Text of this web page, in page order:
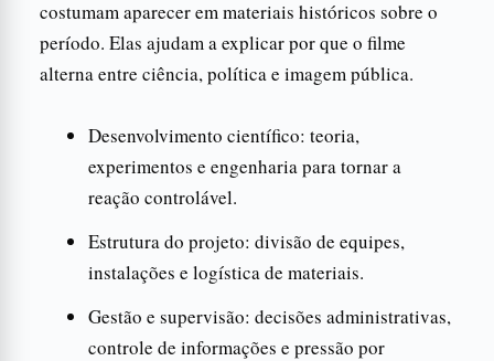
costumam aparecer em materiais históricos sobre o
período. Elas ajudam a explicar por que o filme
alterna entre ciência, política e imagem pública.
Desenvolvimento científico: teoria,
experimentos e engenharia para tornar a
reação controlável.
Estrutura do projeto: divisão de equipes,
instalações e logística de materiais.
Gestão e supervisão: decisões administrativas,
controle de informações e pressão por